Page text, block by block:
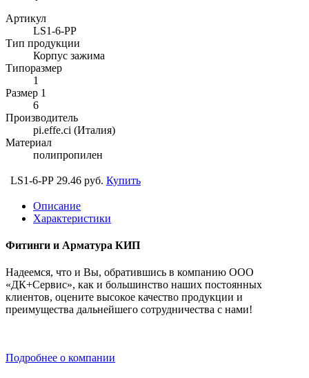
Артикул
LS1-6-PP
Тип продукции
Корпус зажима
Типоразмер
1
Размер 1
6
Производитель
pi.effe.ci (Италия)
Материал
полипропилен
LS1-6-PP 29.46 руб. Купить
Описание
Характеристики
Фитинги и Арматура КИП
Надеемся, что и Вы, обратившись в компанию ООО
«ДК+Сервис», как и большинство наших постоянных
клиентов, оцените высокое качество продукции и
преимущества дальнейшего сотрудничества с нами!
Подробнее о компании